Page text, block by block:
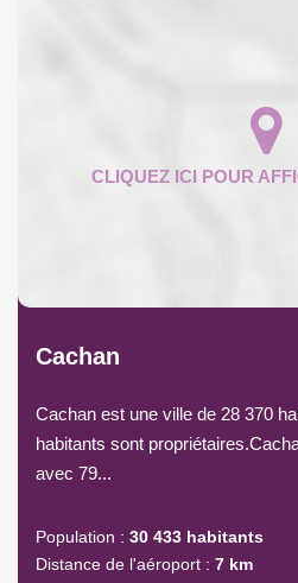
Cachan
Cachan est une ville de 28 370
habitants sont
avec 79...
Population : 30 433 habitants
Distance de l'aéroport : 7 km